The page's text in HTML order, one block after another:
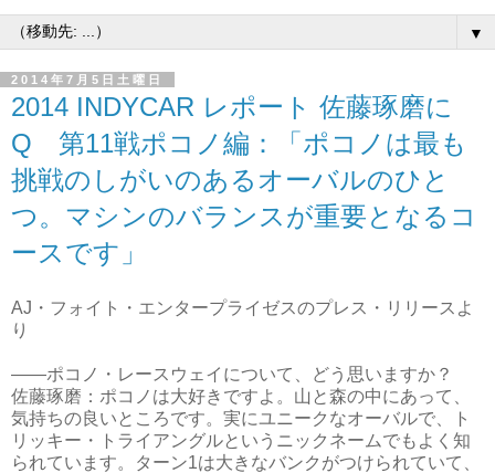
▼
2014年7月5日土曜日
2014 INDYCAR レポート 佐藤琢磨に
Q 第11戦ポコノ編：「ポコノは最も
挑戦のしがいのあるオーバルのひと
つ。マシンのバランスが重要となるコ
ースです」
AJ・フォイト・エンタープライゼスのプレス・リリースよ
り
――ポコノ・レースウェイについて、どう思いますか？
佐藤琢磨：ポコノは大好きですよ。山と森の中にあって、
気持ちの良いところです。実にユニークなオーバルで、ト
リッキー・トライアングルというニックネームでもよく知
られています。ターン1は大きなバンクがつけられていて、